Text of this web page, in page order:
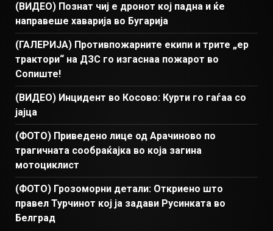
(ВИДЕО) Познат чиј е дронот кој падна и ќе
направеше хаварија во Бугарија
(ГАЛЕРИЈА) Противпожарните екипи и трите „ер
трактори“ на ДЗС го изгаснаа пожарот во
Сопиште!
(ВИДЕО) Инцидент во Косово: Курти го гаѓаа со
јајца
(ФОТО) Приведено лице од Арачиново по
трагичната сообраќајка во која загина
мотоциклист
(ФОТО) Грозоморни детали: Откриено што
правел Турчинот кој ја задави Русинката во
Белград